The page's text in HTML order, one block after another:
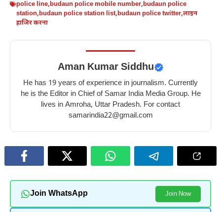
10
benefits
tomato
–
10
benefits
honey
10
benefits
eating
winter
फायदे
amazing
eating
raisins
police line,budaun police mobile number,budaun police
station,budaun police station list,budaun police twitter,लाइन
हाजिर करना
Aman Kumar Siddhu
He has 19 years of experience in journalism. Currently
he is the Editor in Chief of Samar India Media Group. He
lives in Amroha, Uttar Pradesh. For contact
samarindia22@gmail.com
Join WhatsApp Join Now